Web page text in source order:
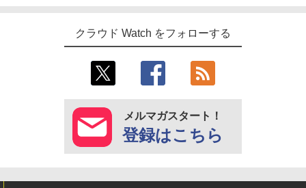
クラウド Watch をフォローする
メルマガスタート！
登録はこちら